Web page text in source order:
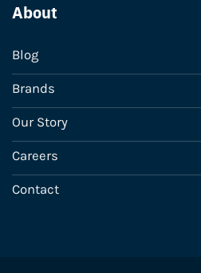
About
Blog
Brands
Our Story
Careers
Contact